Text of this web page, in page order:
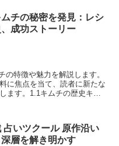
チの秘密を発見：レシ
、成功ストーリー
の特徴や魅力を解説します。
に焦点を当て、読者に新たな
ます。1.1キムチの歴史キム
占いツクール 原作沿い
層を解き明かす